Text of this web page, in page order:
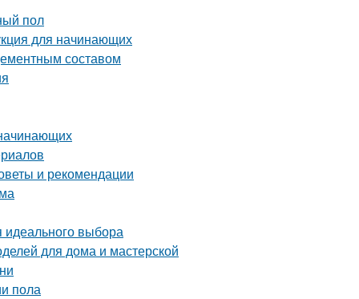
пол
для начинающих
составом
и рекомендации
выбора
для дома и мастерской
пола